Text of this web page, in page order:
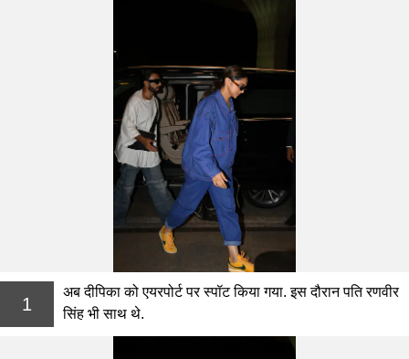
1
अब दीपिका को एयरपोर्ट पर स्पॉट किया गया. इस दौरान पति रणवीर
सिंह भी साथ थे.